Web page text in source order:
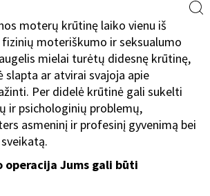
moterų krūtinę laiko vienu iš
fizinių moteriškumo ir seksualumo
mielai turėtų didesnę krūtinę,
slapta ar atvirai svajoja apie
Per didelė krūtinė gali sukelti
ir psichologinių problemų,
asmeninį ir profesinį gyvenimą bei
operacija Jums gali būti